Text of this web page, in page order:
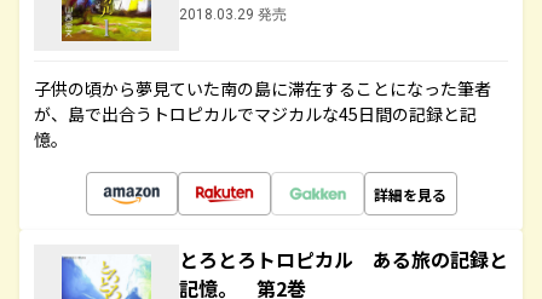
2018.03.29 発売
子供の頃から夢見ていた南の島に滞在することになった筆者
が、島で出合うトロピカルでマジカルな45日間の記録と記
憶。
詳細を見る
とろとろトロピカル ある旅の記録と
記憶。 第2巻